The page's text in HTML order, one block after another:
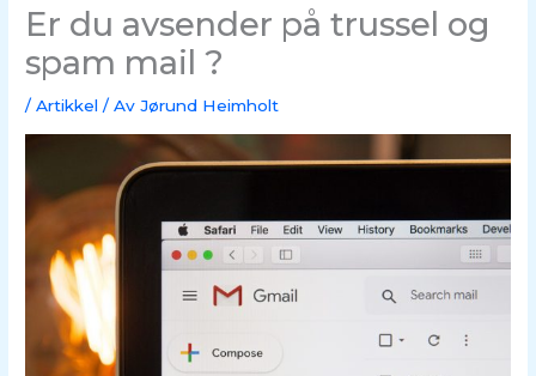
Er du avsender på trussel og
spam mail ?
/Artikkel / Av Jørund Heimholt